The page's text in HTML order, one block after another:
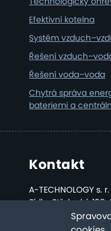
Efektivní kotelna
Systém
Řešení
Řešení voda–voda
Chytrá správa
bateriemi a
Kontakt
A-TECHNOLOGY s.
Sídlo: Střelecká
Kancelář a sklad: